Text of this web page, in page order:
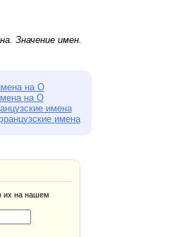
. Значение имен.
на О
на О
имена
имена
их на нашем